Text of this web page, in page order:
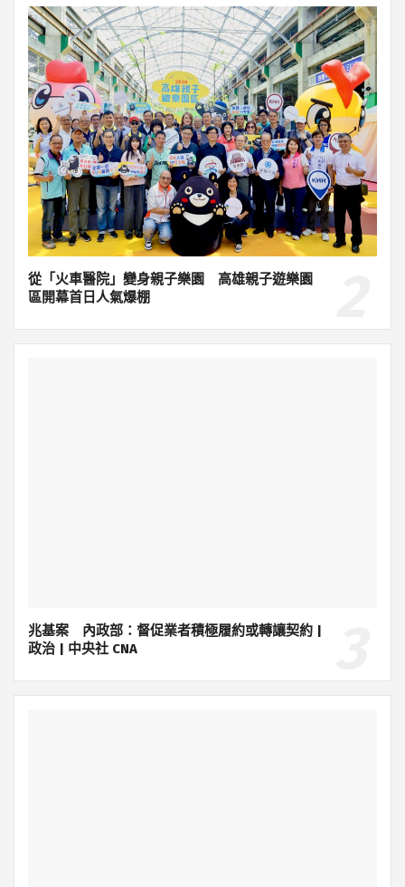
從「火車醫院」變身親子樂園 高雄親子遊樂園
區開幕首日人氣爆棚
兆基案 內政部：督促業者積極履約或轉讓契約 |
政治 | 中央社 CNA